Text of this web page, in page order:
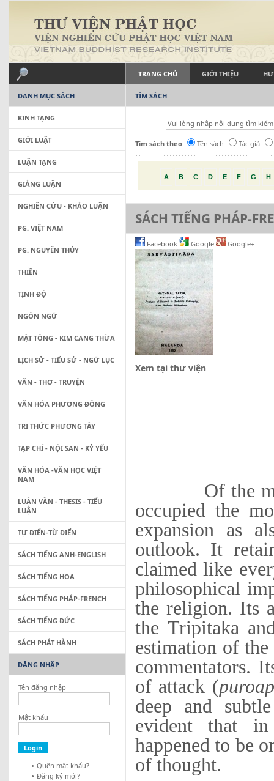
TRANG CHỦ GIỚI THIỆU
TÌM SÁCH
Tìm sách theo Tên sách Tác giả
A B C D E F G H
SÁCH TIẾNG PHÁP-
Facebook Google Google+
Xem tại thư viện
Of the many
occupied the
expansion as
outlook. It
claimed like
philosophical
the religion. Its
the Tripitaka
estimation of
commentators.
of attack (
deep and
evident that in
happened to be
of thought.
DANH MỤC SÁCH
KINH TẠNG
GIỚI LUẬT
LUẬN TẠNG
GIẢNG LUẬN
NGHIÊN CỨU - KHẢO LUẬN
PG. VIỆT NAM
PG. NGUYÊN THỦY
THIỀN
TỊNH ĐỘ
NGÔN NGỮ
MẬT TÔNG - KIM CANG THỪA
LỊCH SỬ - TIỂU SỬ - NGỮ LỤC
VĂN - THƠ - TRUYỆN
VĂN HÓA PHƯƠNG ĐÔNG
TRI THỨC PHƯƠNG TÂY
TẠP CHÍ - NỘI SAN - KỶ YẾU
VĂN HÓA -VĂN HỌC VIỆT
NAM
LUẬN VĂN - THESIS - TIỂU
LUẬN
TỰ ĐIỂN-TỪ ĐIỂN
SÁCH TIẾNG ANH-ENGLISH
SÁCH TIẾNG HOA
SÁCH TIẾNG PHÁP-FRENCH
SÁCH TIẾNG ĐỨC
SÁCH PHÁT HÀNH
ĐĂNG NHẬP
Tên đăng nhập
Mật khẩu
Quên mật khẩu?
Đăng ký mới?